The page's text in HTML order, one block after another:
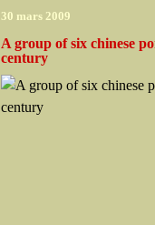
30 mars 2009
A group of six chinese
century